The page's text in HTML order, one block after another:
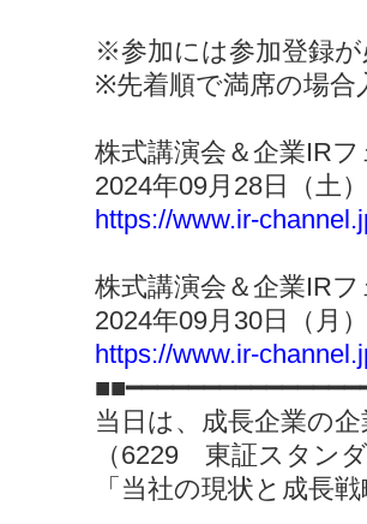
※参加には参加登録
※先着順で満席の場合
株式講演会＆企業IR
2024年09月28日（
https://www.ir-
株式講演会＆企業IR
2024年09月30日（
https://www.ir-
当日は、成長企業の
（6229 東証スタン
「当社の現状と成長